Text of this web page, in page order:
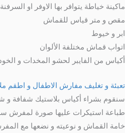
ماكينة خياطة يتوافر بها الاوفر او السرفنة
مقص و متر قياس للقماش
ابر و خيوط
اتواب قماش مختلفة الألوان
أكياس من الفايبر لحشو المخدات و
تعبئة و تغليف مفارش الاطفال و اطقم
سنقوم بشراء أكياس بلاستيك شفافة و
طباعة استيكرات عليها صورة لمفرش
خامة القماش و نوعيته و نضعها مع